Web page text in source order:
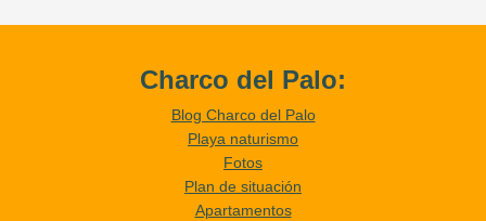
Charco del Palo:
Blog Charco del Palo
Playa naturismo
Fotos
Plan de situación
Apartamentos